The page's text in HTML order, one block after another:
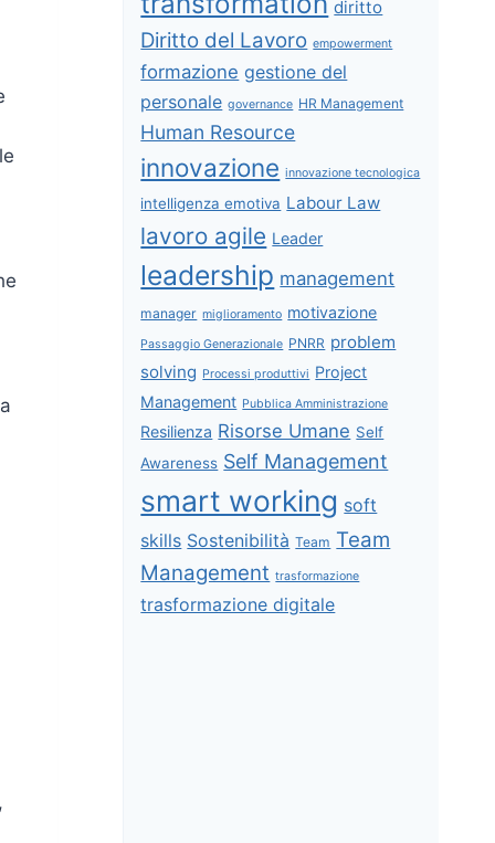
diritto
Diritto del Lavoro empowerment
formazione gestione del
personale governance HR Management
Human Resource
innovazione innovazione tecnologica
intelligenza emotiva Labour Law
lavoro agile Leader
leadership management
manager miglioramento motivazione
Passaggio Generazionale PNRR problem
solving Processi produttivi Project
Management Pubblica Amministrazione
Resilienza Risorse Umane Self
Awareness Self Management
smart working soft
skills Sostenibilità Team Team
Management trasformazione
trasformazione digitale